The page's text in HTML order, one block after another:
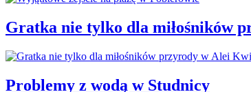
Gratka nie tylko dla miłośników
Problemy z wodą w Studnicy